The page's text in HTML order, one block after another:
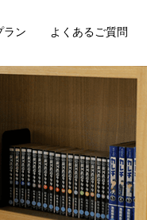
ラン よくあるご質問